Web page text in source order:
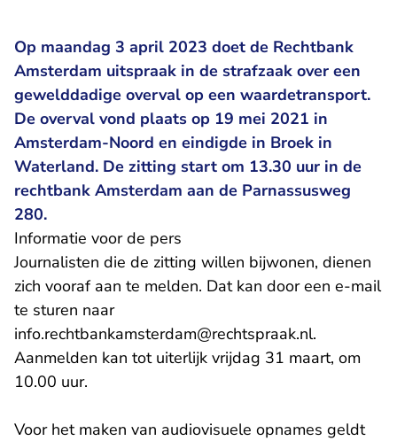
Op maandag 3 april 2023 doet de Rechtbank
Amsterdam uitspraak in de strafzaak over een
gewelddadige overval op een waardetransport.
De overval vond plaats op 19 mei 2021 in
Amsterdam-Noord en eindigde in Broek in
Waterland. De zitting start om 13.30 uur in de
rechtbank Amsterdam aan de Parnassusweg
280.
Informatie voor de pers
Journalisten die de zitting willen bijwonen, dienen
zich vooraf aan te melden. Dat kan door een e-mail
te sturen naar
info.rechtbankamsterdam@rechtspraak.nl- U verlaat
.
Aanmelden kan tot uiterlijk vrijdag 31 maart, om
10.00 uur.
Voor het maken van audiovisuele opnames geldt